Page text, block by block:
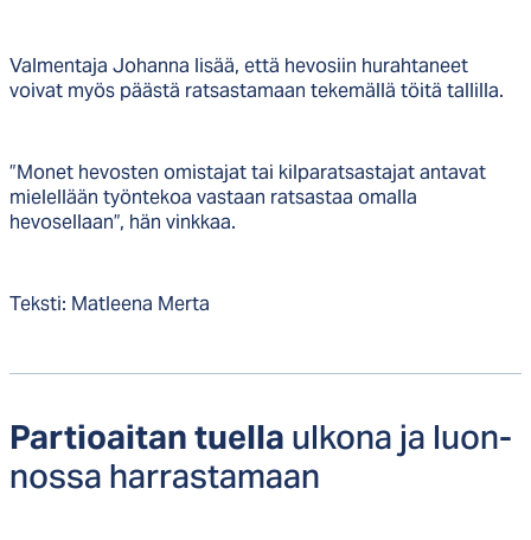
Valmentaja Johanna lisää, että hevosiin hurahtaneet
voivat myös päästä ratsastamaan tekemällä töitä tallilla.
”Monet hevosten omistajat tai kilparatsastajat antavat
mielellään työntekoa vastaan ratsastaa omalla
hevosellaan”, hän vinkkaa.
Teksti: Matleena Merta
Par­tioai­tan tuel­la ul­ko­na ja luon­
nos­sa har­ras­ta­maan